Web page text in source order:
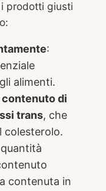
prodotti giusti
:
alimenti.
contenuto di
trans, che
colesterolo.
contenuta in